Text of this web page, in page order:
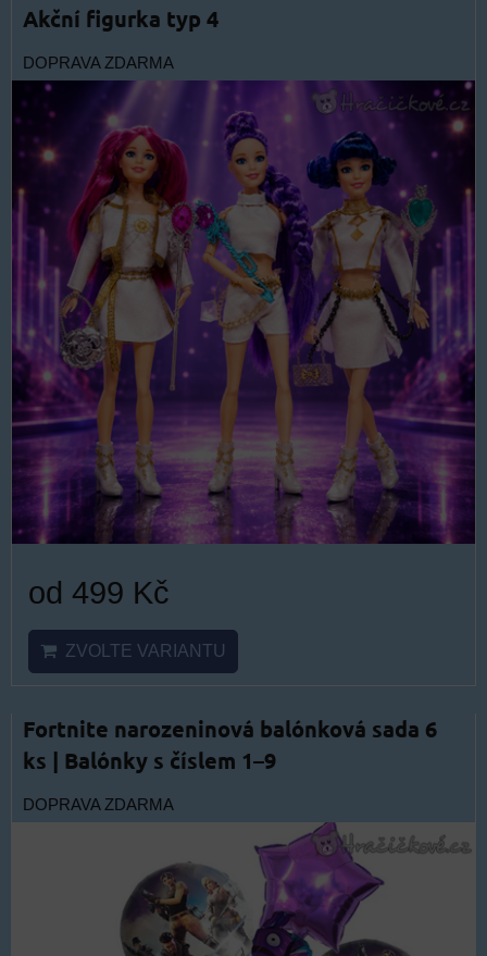
Akční figurka typ 4
DOPRAVA ZDARMA
od 499 Kč
ZVOLTE VARIANTU
Fortnite narozeninová balónková sada 6
ks | Balónky s číslem 1–9
DOPRAVA ZDARMA